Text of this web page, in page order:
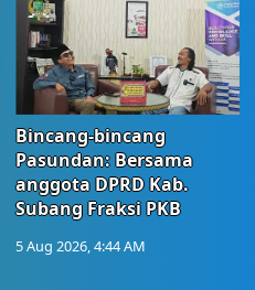
Bincang-bincang
Pasundan: Bersama
anggota DPRD Kab.
Subang Fraksi PKB
5 Aug 2026, 4:44 AM